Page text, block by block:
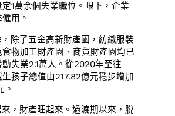
1萬余個失業職位。眼下，企業
用。
除了五金高新財產園，紡織服裝
物加工財產園、商貿財產園均已
失業2.1萬人。從2020年至往
孩子總值由217.82億元穩步增加
。
，財產旺起來。過渡期以來，脫